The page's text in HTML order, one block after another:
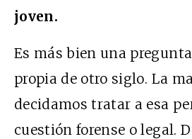
joven.
Es más bien una
propia de otro siglo. La
decidamos tratar a esa
cuestión forense o legal.